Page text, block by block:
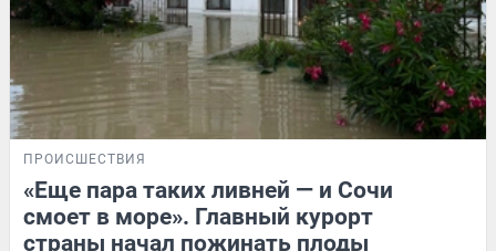
ПРОИСШЕСТВИЯ
«Еще пара таких ливней — и Сочи
смоет в море». Главный курорт
страны начал пожинать плоды